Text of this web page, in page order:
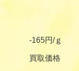
-165円/ｇ
買取価格